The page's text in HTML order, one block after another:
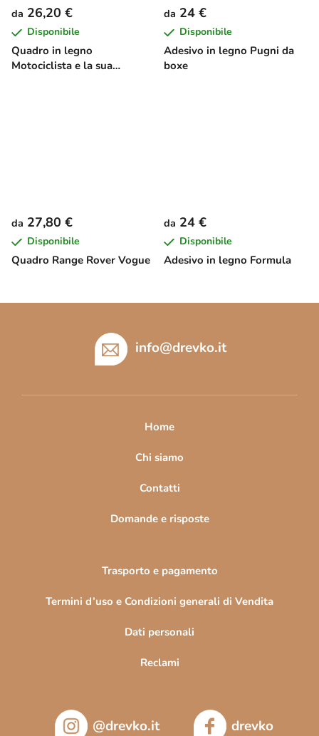
Quadro in legno
Motociclista e la sua
da 26,20 €
Disponibile
Adesivo in legno Pugni da
boxe
da 24 €
Disponibile
Quadro Range Rover Vogue
da 27,80 €
Disponibile
Adesivo in legno Formula
da 24 €
Disponibile
info@drevko.it
Home
Chi siamo
Contatti
Domande e risposte
Trasporto e pagamento
Termini d’uso e Condizioni generali di Vendita
Dati personali
Reclami
@drevko.it drevko